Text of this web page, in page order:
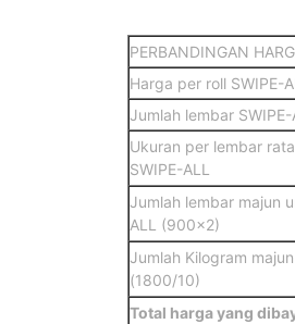
PERBANDINGAN
Harga per roll SWIPE-
Jumlah lembar
Ukuran per lembar
SWIPE-ALL
Jumlah lembar majun
ALL (900×2)
Jumlah Kilogram
(1800/10)
Total harga yang